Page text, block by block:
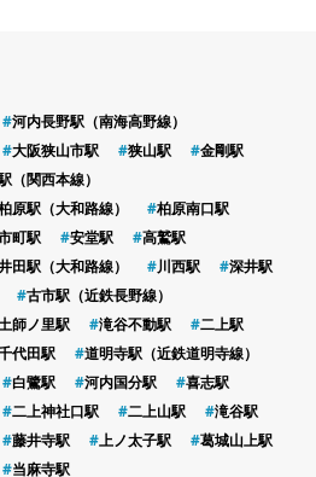
河内長野駅（南海高野線）
大阪狭山市駅 狭山駅
金剛駅
（関西本線）
原駅（大和路線）
柏原南口駅
町駅 安堂駅
高鷲駅
田駅（大和路線） 川西駅
深井駅
古市駅（近鉄長野線）
師ノ里駅 滝谷不動駅
二上駅
代田駅
道明寺駅（近鉄道明寺線）
白鷺駅 河内国分駅
喜志駅
二上神社口駅 二上山駅
滝谷駅
藤井寺駅 上ノ太子駅
葛城山上駅
当麻寺駅